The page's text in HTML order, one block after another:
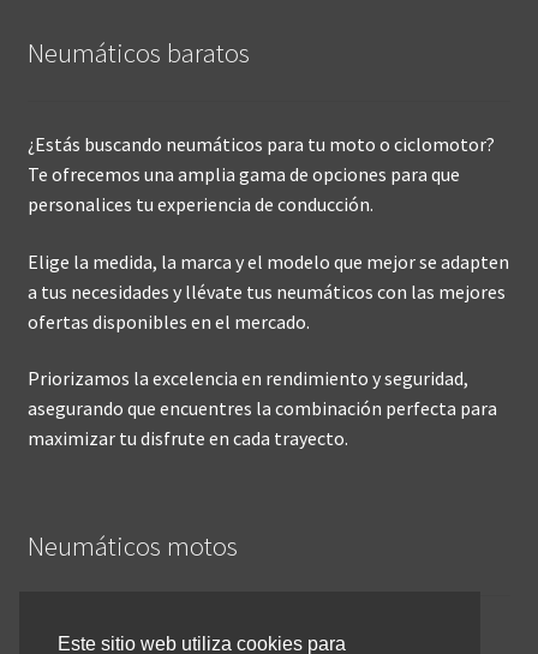
Neumáticos baratos
¿Estás buscando neumáticos para tu moto o ciclomotor?
Te ofrecemos una amplia gama de opciones para que
personalices tu experiencia de conducción.
Elige la medida, la marca y el modelo que mejor se adapten
a tus necesidades y llévate tus neumáticos con las mejores
ofertas disponibles en el mercado.
Priorizamos la excelencia en rendimiento y seguridad,
asegurando que encuentres la combinación perfecta para
maximizar tu disfrute en cada trayecto.
Neumáticos motos
Inicio
Este sitio web utiliza cookies para